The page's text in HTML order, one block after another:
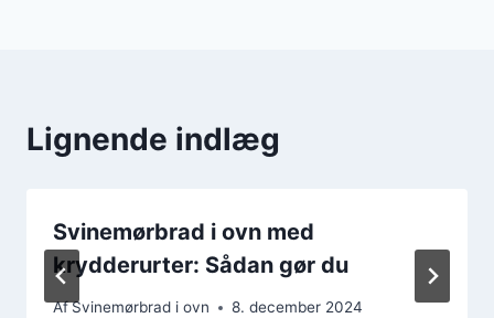
Lignende indlæg
Svinemørbrad i ovn med
krydderurter: Sådan gør du
AfSvinemørbrad i ovn 8. december 2024